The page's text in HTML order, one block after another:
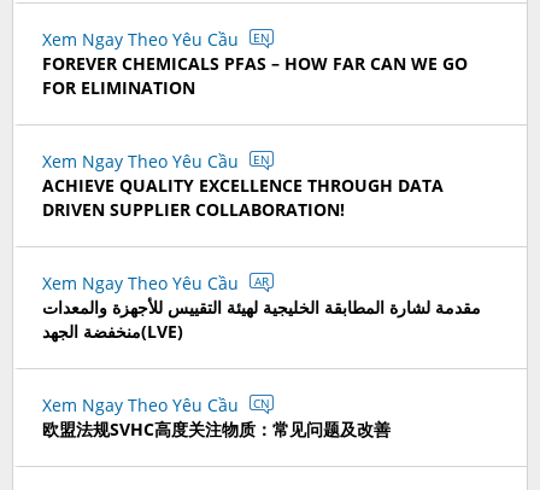
Xem Ngay Theo Yêu Cầu EN
FOREVER CHEMICALS PFAS – HOW FAR CAN WE GO
FOR ELIMINATION
Xem Ngay Theo Yêu Cầu EN
ACHIEVE QUALITY EXCELLENCE THROUGH DATA
DRIVEN SUPPLIER COLLABORATION!
Xem Ngay Theo Yêu Cầu AR
مقدمة لشارة المطابقة الخليجية لهيئة التقييس للأجهزة والمعدات
منخفضة الجهد(LVE)
Xem Ngay Theo Yêu Cầu CN
欧盟法规SVHC高度关注物质：常见问题及改善